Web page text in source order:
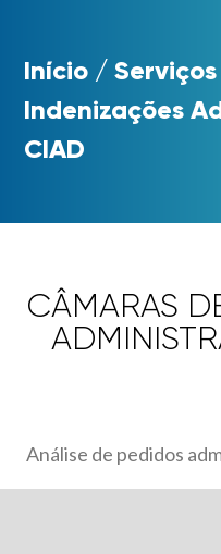
Início /Serviços
Indenizações
CIAD
CÂMARAS
Análise de pedidos